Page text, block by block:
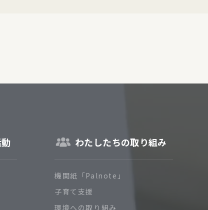
わたしたちの取り組み
機関紙「Palnote」
子育て支援
環境への取り組み